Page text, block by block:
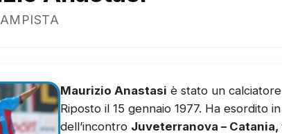
Maurizio Anastasi è stato un
Riposto il 15 gennaio 1977. Ha esordito
dell’incontro Juveterranova –